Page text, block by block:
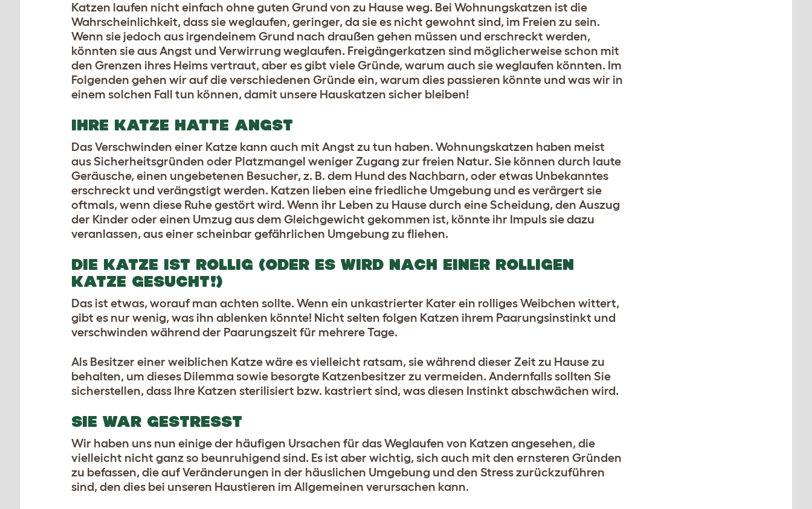
Katzen laufen nicht einfach ohne guten Grund von zu Hause weg. Bei Wohnungskatzen ist die
Wahrscheinlichkeit, dass sie weglaufen, geringer, da sie es nicht gewohnt sind, im Freien zu sein.
Wenn sie jedoch aus irgendeinem Grund nach draußen gehen müssen und erschreckt werden,
könnten sie aus Angst und Verwirrung weglaufen. Freigängerkatzen sind möglicherweise schon mit
den Grenzen ihres Heims vertraut, aber es gibt viele Gründe, warum auch sie weglaufen könnten. Im
Folgenden gehen wir auf die verschiedenen Gründe ein, warum dies passieren könnte und was wir in
einem solchen Fall tun können, damit unsere Hauskatzen sicher bleiben!
IHRE KATZE HATTE ANGST
Das Verschwinden einer Katze kann auch mit Angst zu tun haben. Wohnungskatzen haben meist
aus Sicherheitsgründen oder Platzmangel weniger Zugang zur freien Natur. Sie können durch laute
Geräusche, einen ungebetenen Besucher, z. B. dem Hund des Nachbarn, oder etwas Unbekanntes
erschreckt und verängstigt werden. Katzen lieben eine friedliche Umgebung und es verärgert sie
oftmals, wenn diese Ruhe gestört wird. Wenn ihr Leben zu Hause durch eine Scheidung, den Auszug
der Kinder oder einen Umzug aus dem Gleichgewicht gekommen ist, könnte ihr Impuls sie dazu
veranlassen, aus einer scheinbar gefährlichen Umgebung zu fliehen.
DIE KATZE IST ROLLIG (ODER ES WIRD NACH EINER ROLLIGEN
KATZE GESUCHT!)
Das ist etwas, worauf man achten sollte. Wenn ein unkastrierter Kater ein rolliges Weibchen wittert,
gibt es nur wenig, was ihn ablenken könnte! Nicht selten folgen Katzen ihrem Paarungsinstinkt und
verschwinden während der Paarungszeit für mehrere Tage.
Als Besitzer einer weiblichen Katze wäre es vielleicht ratsam, sie während dieser Zeit zu Hause zu
behalten, um dieses Dilemma sowie besorgte Katzenbesitzer zu vermeiden. Andernfalls sollten Sie
sicherstellen, dass Ihre Katzen sterilisiert bzw. kastriert sind, was diesen Instinkt abschwächen wird.
SIE WAR GESTRESST
Wir haben uns nun einige der häufigen Ursachen für das Weglaufen von Katzen angesehen, die
vielleicht nicht ganz so beunruhigend sind. Es ist aber wichtig, sich auch mit den ernsteren Gründen
zu befassen, die auf Veränderungen in der häuslichen Umgebung und den Stress zurückzuführen
sind, den dies bei unseren Haustieren im Allgemeinen verursachen kann.